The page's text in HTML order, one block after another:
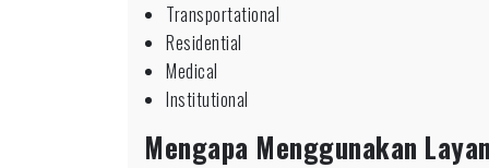
Transportational
Residential
Medical
Institutional
Mengapa Menggunakan